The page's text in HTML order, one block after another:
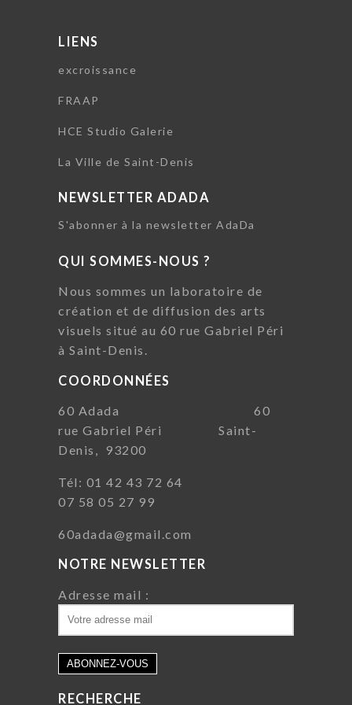
LIENS
excroissance
FRAAP
HCE Studio Galerie
La Ville de Saint-Denis
NEWSLETTER ADADA
S'abonner à la newsletter AdaDa
QUI SOMMES-NOUS ?
Nous sommes un laboratoire de
création et de diffusion des arts
visuels situé au 60 rue Gabriel Péri
à Saint-Denis.
COORDONNÉES
60 Adada 60
rue Gabriel Péri Saint-
Denis, 93200
Tél: 01 42 43 72 64
07 58 05 27 99
60adada@gmail.com
NOTRE NEWSLETTER
Adresse mail :
RECHERCHE